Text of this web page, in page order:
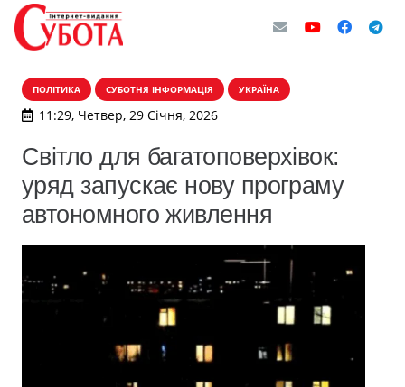
ПОЛІТИКА СУБОТНЯ ІНФОРМАЦІЯ УКРАЇНА
11:29, Четвер, 29 Січня, 2026
Світло для багатоповерхівок:
уряд запускає нову програму
автономного живлення